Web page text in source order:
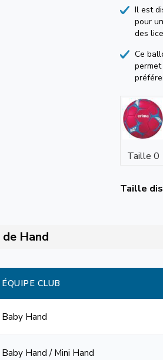
Il est
pour
des
Ce
Taille 0
Taille
Hand
ÉQUIPE CLUB
Baby Hand
Baby Hand / Mini Hand